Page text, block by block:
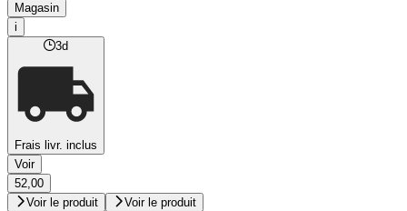
Magasin
i
3d
Frais livr. inclus
Voir
52,00
Voir le produit
Voir le produit